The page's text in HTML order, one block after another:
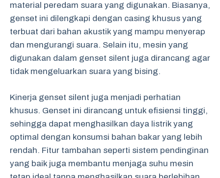
material peredam suara yang digunakan. Biasanya,
genset ini dilengkapi dengan casing khusus yang
terbuat dari bahan akustik yang mampu menyerap
dan mengurangi suara. Selain itu, mesin yang
digunakan dalam genset silent juga dirancang agar
tidak mengeluarkan suara yang bising.
Kinerja genset silent juga menjadi perhatian
khusus. Genset ini dirancang untuk efisiensi tinggi,
sehingga dapat menghasilkan daya listrik yang
optimal dengan konsumsi bahan bakar yang lebih
rendah. Fitur tambahan seperti sistem pendinginan
yang baik juga membantu menjaga suhu mesin